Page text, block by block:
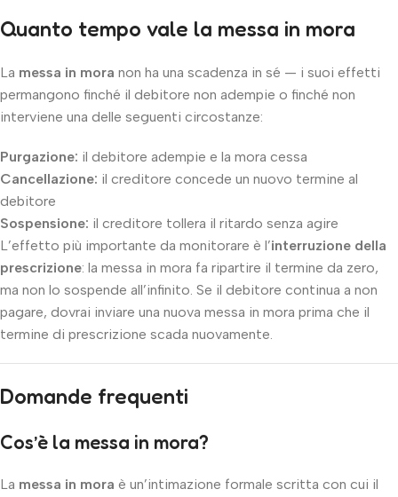
Quanto tempo vale la messa in mora
La messa in mora non ha una scadenza in sé — i suoi effetti
permangono finché il debitore non adempie o finché non
interviene una delle seguenti circostanze:
Purgazione: il debitore adempie e la mora cessa
Cancellazione: il creditore concede un nuovo termine al
debitore
Sospensione: il creditore tollera il ritardo senza agire
L’effetto più importante da monitorare è l’interruzione della
prescrizione: la messa in mora fa ripartire il termine da zero,
ma non lo sospende all’infinito. Se il debitore continua a non
pagare, dovrai inviare una nuova messa in mora prima che il
termine di prescrizione scada nuovamente.
Domande frequenti
Cos’è la messa in mora?
La messa in mora è un’intimazione formale scritta con cui il